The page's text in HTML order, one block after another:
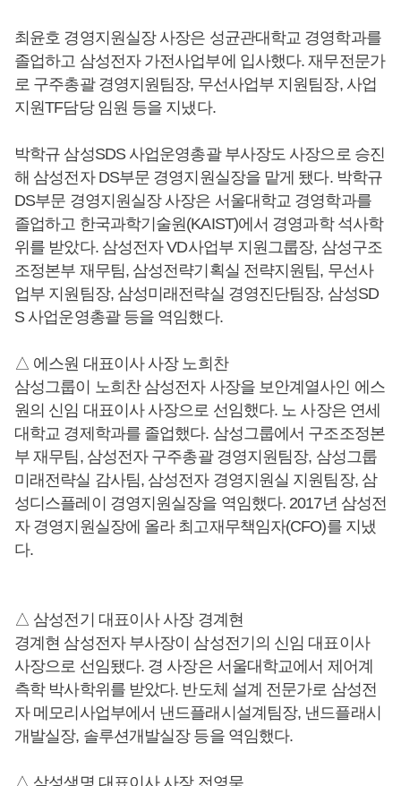
최윤호 경영지원실장 사장은 성균관대학교 경영학과를
졸업하고 삼성전자 가전사업부에 입사했다. 재무전문가
로 구주총괄 경영지원팀장, 무선사업부 지원팀장, 사업
지원TF담당 임원 등을 지냈다.
박학규 삼성SDS 사업운영총괄 부사장도 사장으로 승진
해 삼성전자 DS부문 경영지원실장을 맡게 됐다. 박학규
DS부문 경영지원실장 사장은 서울대학교 경영학과를
졸업하고 한국과학기술원(KAIST)에서 경영과학 석사학
위를 받았다. 삼성전자 VD사업부 지원그룹장, 삼성구조
조정본부 재무팀, 삼성전략기획실 전략지원팀, 무선사
업부 지원팀장, 삼성미래전략실 경영진단팀장, 삼성SD
S 사업운영총괄 등을 역임했다.
△ 에스원 대표이사 사장 노희찬
삼성그룹이 노희찬 삼성전자 사장을 보안계열사인 에스
원의 신임 대표이사 사장으로 선임했다. 노 사장은 연세
대학교 경제학과를 졸업했다. 삼성그룹에서 구조조정본
부 재무팀, 삼성전자 구주총괄 경영지원팀장, 삼성그룹
미래전략실 감사팀, 삼성전자 경영지원실 지원팀장, 삼
성디스플레이 경영지원실장을 역임했다. 2017년 삼성전
자 경영지원실장에 올라 최고재무책임자(CFO)를 지냈
다.
△ 삼성전기 대표이사 사장 경계현
경계현 삼성전자 부사장이 삼성전기의 신임 대표이사
사장으로 선임됐다. 경 사장은 서울대학교에서 제어계
측학 박사학위를 받았다. 반도체 설계 전문가로 삼성전
자 메모리사업부에서 낸드플래시설계팀장, 낸드플래시
개발실장, 솔루션개발실장 등을 역임했다.